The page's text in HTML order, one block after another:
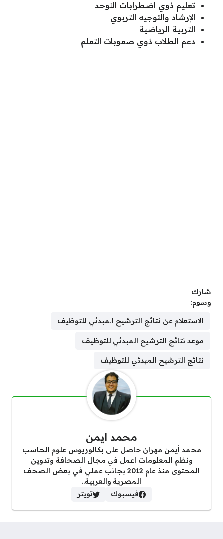
تعليم ذوي اضطرابات التوحد
الإرشاد والتوجيه التربوي
التربية الرياضية
دعم الطلاب ذوي صعوبات التعلم
شارك
وسوم:
الاستعلام عن نتائج الترشيح المبدئي للتوظيف
موعد نتائج الترشيح المبدئي للتوظيف
نتائج الترشيح المبدئي للتوظيف
محمد ايمن
محمد أيمن مهران حاصل على بكالوريوس علوم الحاسب
ونظم المعلومات اعمل في مجال الصحافة وتدوين
المحتوى منذ عام 2012 بجانب عملي في بعض الصحف
المصرية والعربية..
فيسبوك
تويتر